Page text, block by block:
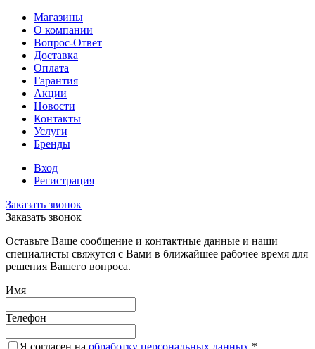
Магазины
О компании
Вопрос-Ответ
Доставка
Оплата
Гарантия
Акции
Новости
Контакты
Услуги
Бренды
Вход
Регистрация
Заказать звонок
Заказать звонок
Оставьте Ваше сообщение и контактные данные и наши
специалисты свяжутся с Вами в ближайшее рабочее время для
решения Вашего вопроса.
Имя
Телефон
Я согласен на обработку персональных данных.*